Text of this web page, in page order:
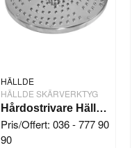
HÄLLDE
HÄLLDE SKÄRVERKTYG
Hårdostrivare Hällde RG-200/250
Pris/Offert: 036 - 777 90
90